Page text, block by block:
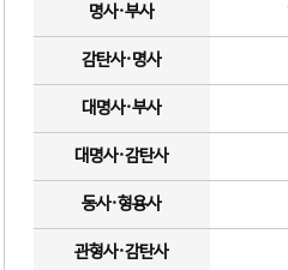
명사·부사
감탄사·명사
대명사·부사
대명사·감탄사
동사·형용사
관형사·감탄사